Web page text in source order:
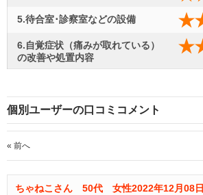
5.待合室･診察室などの設備
6.自覚症状（痛みが取れている）
の改善や処置内容
個別ユーザーの口コミコメント
« 前へ
ちゃねこさん 50代 女性2022年12月08日